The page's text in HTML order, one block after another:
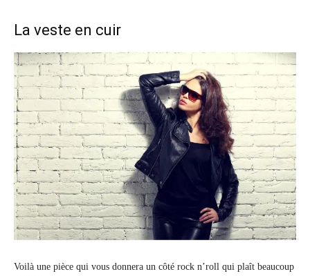
La veste en cuir
Voilà une pièce qui vous donnera un côté rock n’roll qui plaît beaucoup